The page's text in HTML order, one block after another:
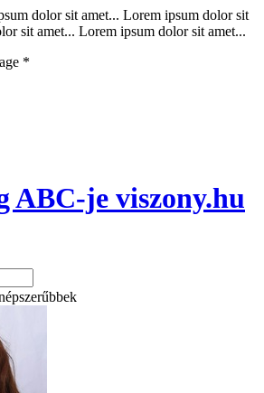
dolor sit amet... Lorem ipsum dolor sit
sit amet... Lorem ipsum dolor sit amet...
*
ABC-je viszony.hu